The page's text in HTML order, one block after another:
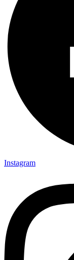
Instagram